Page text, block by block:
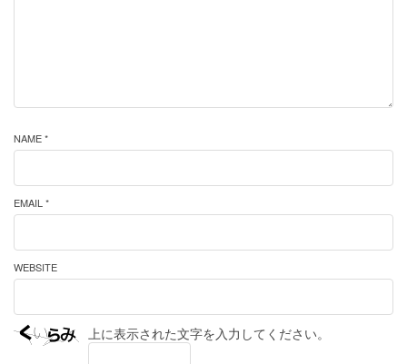
NAME *
EMAIL *
WEBSITE
上に表示された文字を入力してください。